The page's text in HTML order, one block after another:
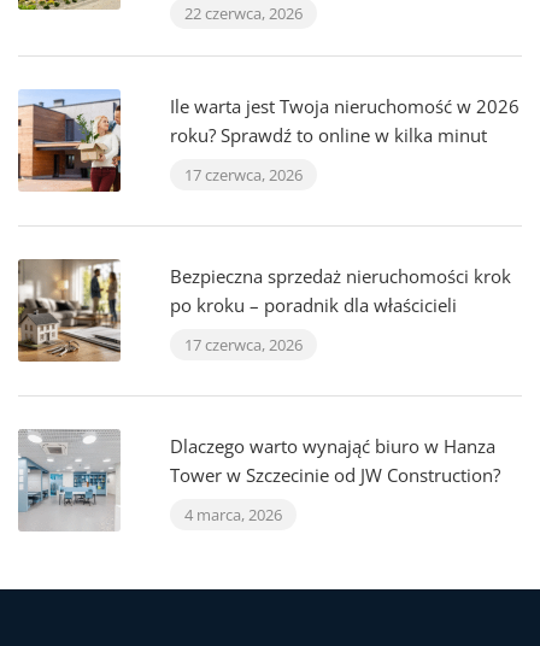
22 czerwca, 2026
Ile warta jest Twoja nieruchomość w 2026
roku? Sprawdź to online w kilka minut
17 czerwca, 2026
Bezpieczna sprzedaż nieruchomości krok
po kroku – poradnik dla właścicieli
17 czerwca, 2026
Dlaczego warto wynająć biuro w Hanza
Tower w Szczecinie od JW Construction?
4 marca, 2026